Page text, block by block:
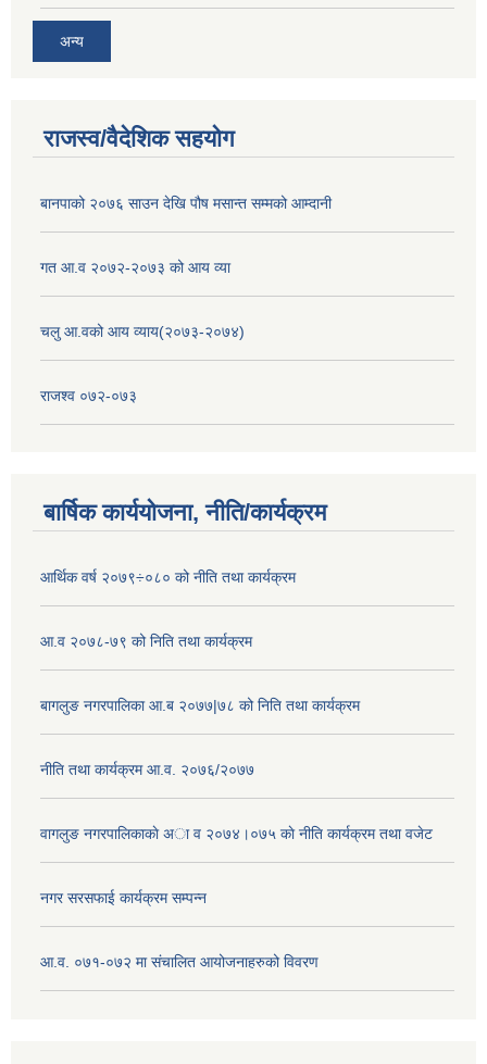
अन्य
राजस्व/वैदेशिक सहयोग
बानपाको २०७६ साउन देखि पौष मसान्त सम्मको आम्दानी
गत आ.व २०७२-२०७३ को आय व्या
चलु आ.वको आय व्याय(२०७३-२०७४)
राजश्व ०७२-०७३
बार्षिक कार्ययोजना, नीति/कार्यक्रम
आर्थिक वर्ष २०७९÷०८० को नीति तथा कार्यक्रम
आ.व २०७८-७९ को निति तथा कार्यक्रम
बागलुङ नगरपालिका आ.ब २०७७|७८ को निति तथा कार्यक्रम
नीति तथा कार्यक्रम आ.व. २०७६/२०७७
वागलुङ नगरपालिकाकाे अा‍ व २०७४।०७५ काे नीति कार्यक्रम तथा वजेट
नगर सरसफाई कार्यक्रम सम्पन्न
आ.व. ०७१-०७२ मा संचालित आयोजनाहरुको विवरण